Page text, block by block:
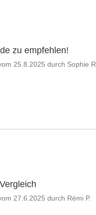
zu empfehlen!
25.8.2025 durch Sophie R.
27.6.2025 durch Rémi P.